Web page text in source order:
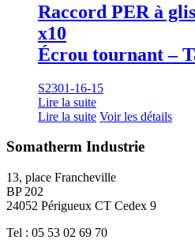
Raccord PER à
x10
Écrou tournant –
S2301-16-15
Lire la suite
Lire la suite Voir les détails
Somatherm Industrie
13, place Francheville
BP 202
24052 Périgueux CT Cedex 9
Tel : 05 53 02 69 70